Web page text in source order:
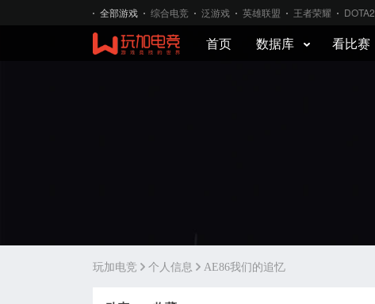
全部游戏 综合电竞 泛游戏 英雄联盟 王者荣耀 DOTA2
首页 数据库 看比赛
玩加电竞 个人信息 AE86我们的追忆